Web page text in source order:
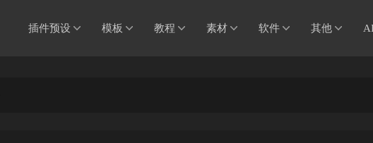
插件预设 模板 教程 素材 软件 其他